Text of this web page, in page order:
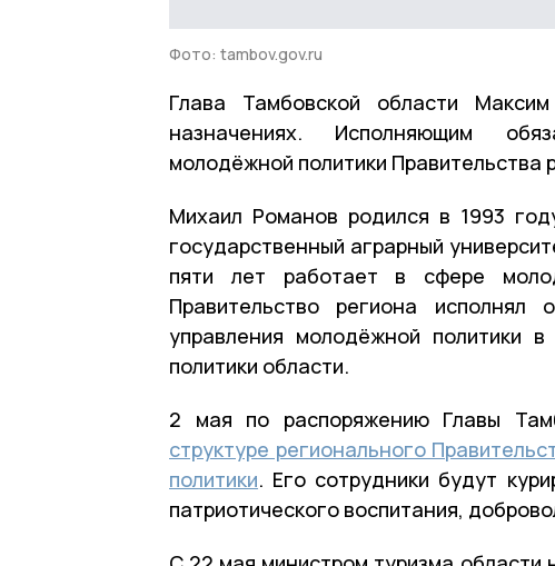
Фото: tambov.gov.ru
Глава Тамбовской области
назначениях. Исполняющим
молодёжной политики Правительства
Михаил Романов родился в 1993
государственный аграрный
пяти лет работает в сфере
Правительство региона исполнял
управления молодёжной политики
политики области.
2 мая по распоряжению Главы
структуре регионального
политики. Его сотрудники будут
патриотического воспитания,